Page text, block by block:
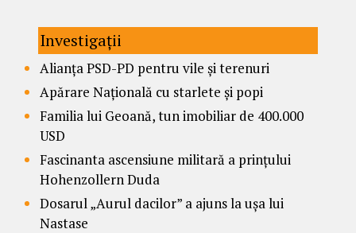
Investigații
Alianța PSD-PD pentru vile și terenuri
Apărare Națională cu starlete și popi
Familia lui Geoană, tun imobiliar de 400.000
USD
Fascinanta ascensiune militară a prințului
Hohenzollern Duda
Dosarul „Aurul dacilor” a ajuns la ușa lui
Nastase